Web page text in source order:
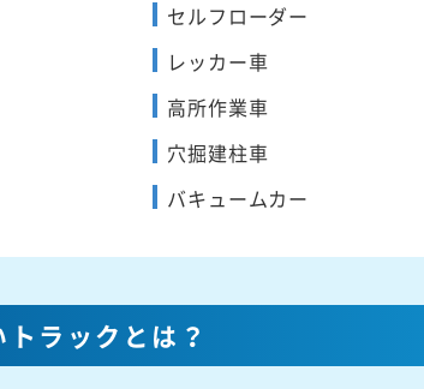
セルフローダー
レッカー車
高所作業車
穴掘建柱車
バキュームカー
ラックとは？